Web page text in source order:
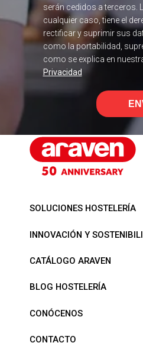
serán cedidos a terceros.
cualquier caso, tiene el
rectificar y suprimir sus
como la portabilidad,
como se explica en
Privacidad
SOLUCIONES HOSTELERÍA
INNOVACIÓN Y
CATÁLOGO ARAVEN
BLOG HOSTELERÍA
CONÓCENOS
CONTACTO